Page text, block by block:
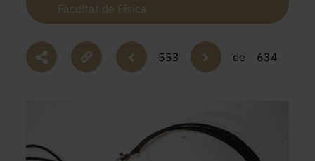
Facultat de Física
553 de 634